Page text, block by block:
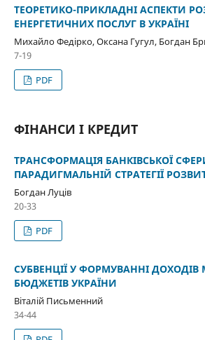
ТЕОРЕТИКО-ПРИКЛАДНІ АСПЕКТИ
ЕНЕРГЕТИЧНИХ ПОСЛУГ В УКРАЇНІ
Михайло Федірко, Оксана Гугул, Богдан
7-19
PDF
ФІНАНСИ І КРЕДИТ
ТРАНСФОРМАЦІЯ БАНКІВСЬКОЇ
ПАРАДИГМАЛЬНІЙ СТРАТЕГІЇ
Богдан Луців
20-33
PDF
СУБВЕНЦІЇ У ФОРМУВАННІ ДОХОДІВ
БЮДЖЕТІВ УКРАЇНИ
Віталій Письменний
34-44